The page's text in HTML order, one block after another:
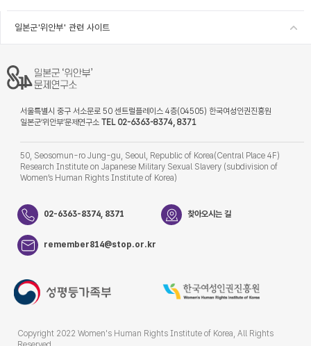
일본군'위안부' 관련 사이트
서울특별시 중구 서소문로 50 센트럴플레이스 4층(04505) 한국여성인권진흥원
일본군‘위안부’문제연구소 TEL 02-6363-8374, 8371
50, Seosomun-ro Jung-gu, Seoul, Republic of Korea(Central Place 4F)
Research Institute on Japanese Military Sexual Slavery (subdivision of
Women’s Human Rights Institute of Korea)
02-6363-8374, 8371 찾아오시는 길
remember814@stop.or.kr
Copyright 2022 Women's Human Rights Institute of Korea, All Rights